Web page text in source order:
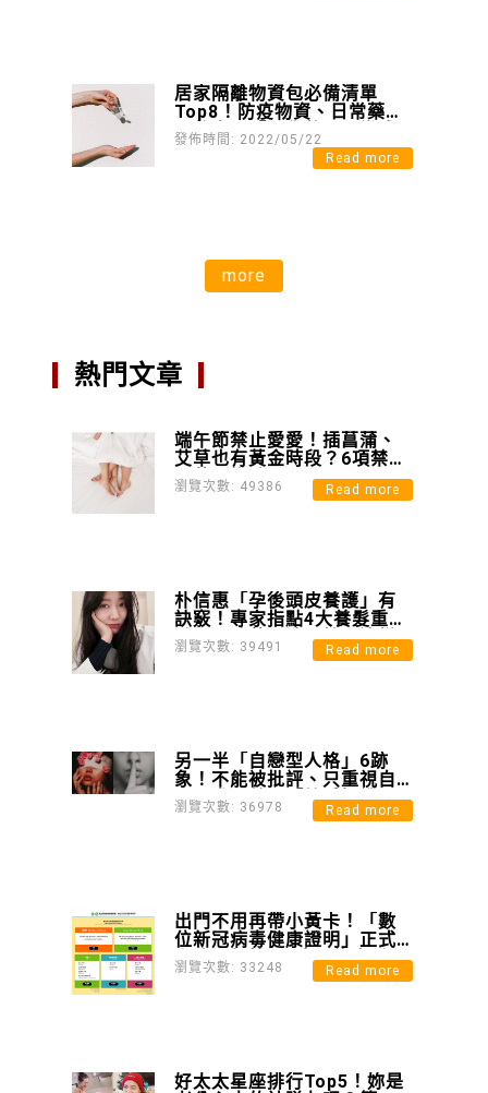
居家隔離物資包必備清單
Top8！防疫物資、日常藥品
不離身，「硬貨幣」可樂成
為防疫時期搶手貨？
發佈時間: 2022/05/22
Read more
more
熱門文章
端午節禁止愛愛！插菖蒲、
艾草也有黃金時段？6項禁忌
千萬別挑戰
瀏覽次數: 49386 Read more
朴信惠「孕後頭皮養護」有
訣竅！專家指點4大養髮重
點，預防落髮洗髮精要這樣
選
瀏覽次數: 39491 Read more
另一半「自戀型人格」6跡
象！不能被批評、只重視自
己需求，善用「情感操縱」
使伴侶喪失判斷力？
瀏覽次數: 36978 Read more
出門不用再帶小黃卡！「數
位新冠病毒健康證明」正式
上路，超簡單4步驟綁定手
機，保險理賠也有用！
瀏覽次數: 33248 Read more
好太太星座排行Top5！妳是